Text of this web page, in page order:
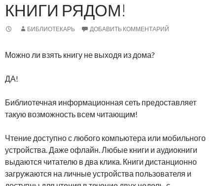
КНИГИ РЯДОМ!
БИБЛИОТЕКАРЬ ДОБАВИТЬ КОММЕНТАРИЙ
Можно ли взять книгу не выходя из дома?
ДА!
Библиотечная информационная сеть предоставляет
такую возможность всем читающим!
Чтение доступно с любого компьютера или мобильного
устройства. Даже офлайн. Любые книги и аудиокниги
выдаются читателю в два клика. Книги дистанционно
загружаются на личные устройства пользователя и